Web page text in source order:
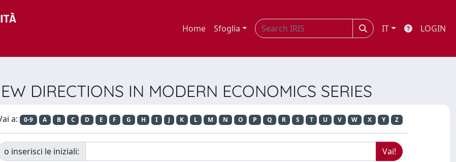
Home Sfoglia IT LOGIN
DIRECTIONS IN MODERN ECONOMICS SERIES
a: 0-9 A B C D E F G H I J K L M N O P Q R S T U V W X Y Z
o inserisci le iniziali: